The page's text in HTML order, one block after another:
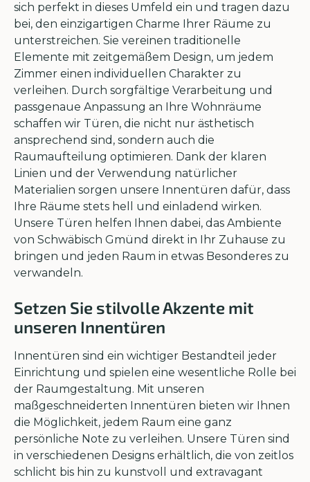
sich perfekt in dieses Umfeld ein und tragen dazu
bei, den einzigartigen Charme Ihrer Räume zu
unterstreichen. Sie vereinen traditionelle
Elemente mit zeitgemäßem Design, um jedem
Zimmer einen individuellen Charakter zu
verleihen. Durch sorgfältige Verarbeitung und
passgenaue Anpassung an Ihre Wohnräume
schaffen wir Türen, die nicht nur ästhetisch
ansprechend sind, sondern auch die
Raumaufteilung optimieren. Dank der klaren
Linien und der Verwendung natürlicher
Materialien sorgen unsere Innentüren dafür, dass
Ihre Räume stets hell und einladend wirken.
Unsere Türen helfen Ihnen dabei, das Ambiente
von Schwäbisch Gmünd direkt in Ihr Zuhause zu
bringen und jeden Raum in etwas Besonderes zu
verwandeln.
Setzen Sie stilvolle Akzente mit
unseren Innentüren
Innentüren sind ein wichtiger Bestandteil jeder
Einrichtung und spielen eine wesentliche Rolle bei
der Raumgestaltung. Mit unseren
maßgeschneiderten Innentüren bieten wir Ihnen
die Möglichkeit, jedem Raum eine ganz
persönliche Note zu verleihen. Unsere Türen sind
in verschiedenen Designs erhältlich, die von zeitlos
schlicht bis hin zu kunstvoll und extravagant